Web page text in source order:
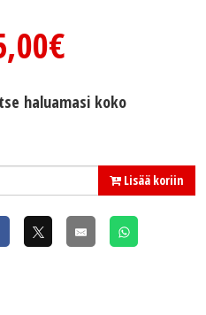
haluamasi koko
Lisää koriin